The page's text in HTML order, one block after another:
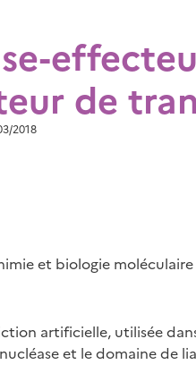
de
2018
et biologie
artificielle, utilisée
et le domaine de